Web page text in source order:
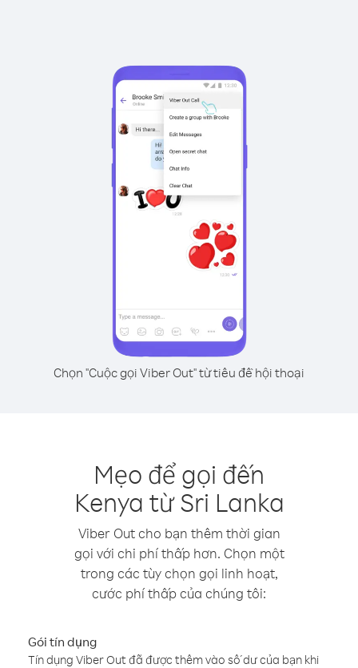
Chọn "Cuộc gọi Viber Out" từ tiêu đề hội thoại
Mẹo để gọi đến
Kenya từ Sri Lanka
Viber Out cho bạn thêm thời gian
gọi với chi phí thấp hơn. Chọn một
trong các tùy chọn gọi linh hoạt,
cước phí thấp của chúng tôi:
Gói tín dụng
Tín dụng Viber Out đã được thêm vào số dư của bạn khi